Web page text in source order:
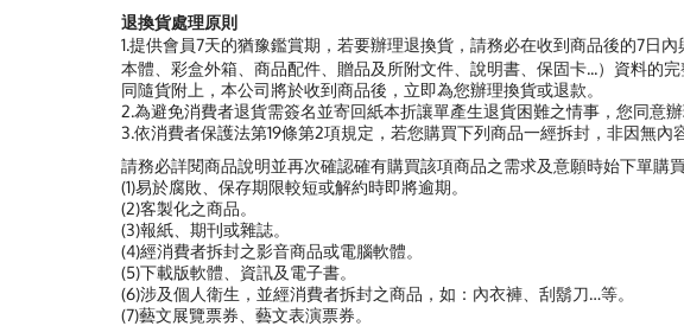
退換貨處理原則
1.提供會員7天的猶豫鑑賞期，若要辦理退換貨，請務必在收到商品後的7日內
本體、彩盒外箱、商品配件、贈品及所附文件、說明書、保固卡...）資料的
同隨貨附上，本公司將於收到商品後，立即為您辦理換貨或退款。
2.為避免消費者退貨需簽名並寄回紙本折讓單產生退貨困難之情事，您同意
3.依消費者保護法第19條第2項規定，若您購買下列商品一經拆封，非因無內
請務必詳閱商品說明並再次確認確有購買該項商品之需求及意願時始下單購
(1)易於腐敗、保存期限較短或解約時即將逾期。
(2)客製化之商品。
(3)報紙、期刊或雜誌。
(4)經消費者拆封之影音商品或電腦軟體。
(5)下載版軟體、資訊及電子書。
(6)涉及個人衛生，並經消費者拆封之商品，如：內衣褲、刮鬍刀…等。
(7)藝文展覽票券、藝文表演票券。